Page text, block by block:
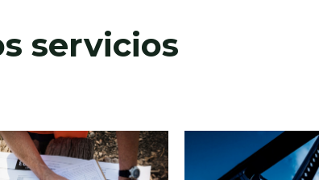
servicios